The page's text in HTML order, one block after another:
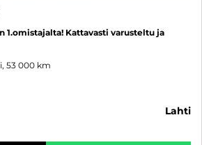
1.omistajalta! Kattavasti varusteltu ja
53 000 km
lahti